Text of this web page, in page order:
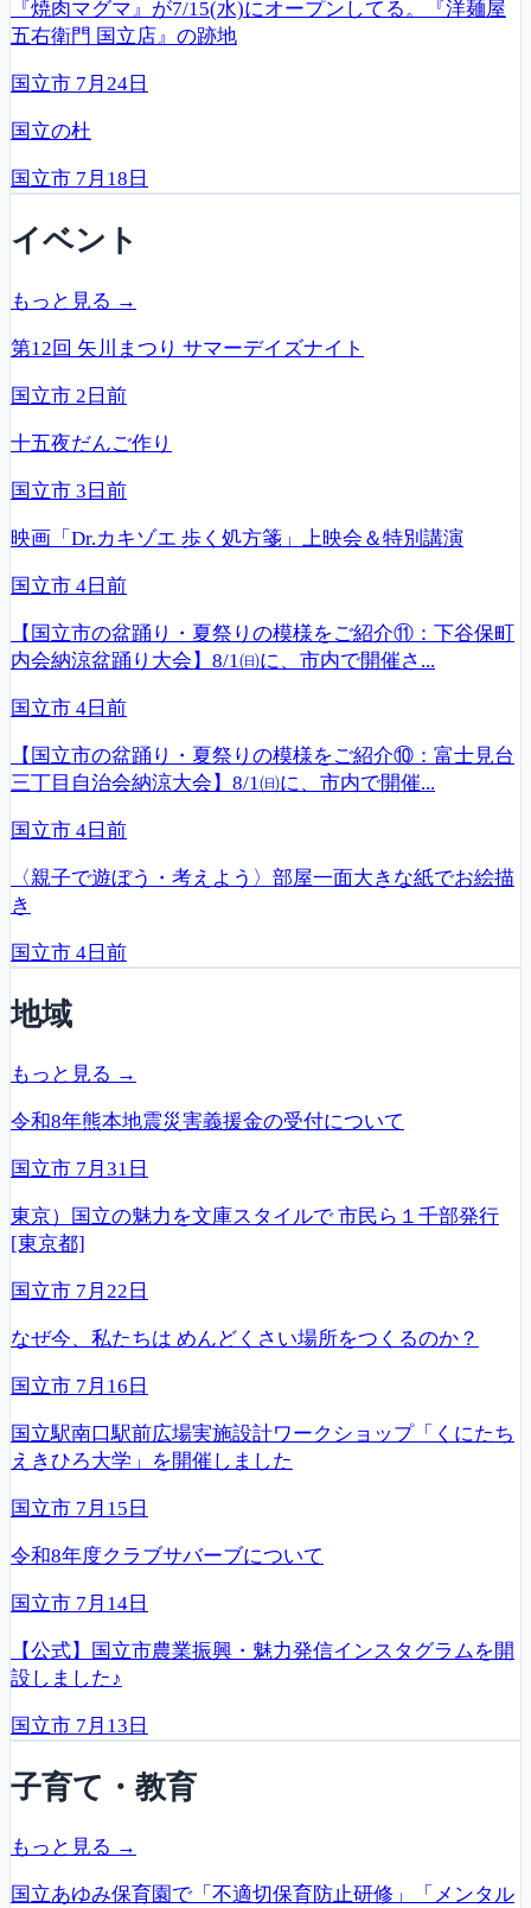
『焼肉マグマ』が7/15(水)にオープンしてる。『洋麺屋
五右衛門 国立店』の跡地
国立市 7月24日
国立の杜
国立市 7月18日
イベント
もっと見る →
第12回 矢川まつり サマーデイズナイト
国立市 2日前
十五夜だんご作り
国立市 3日前
映画「Dr.カキゾエ 歩く処方箋」上映会＆特別講演
国立市 4日前
【国立市の盆踊り・夏祭りの模様をご紹介⑪：下谷保町
内会納涼盆踊り大会】8/1㈰に、市内で開催さ...
国立市 4日前
【国立市の盆踊り・夏祭りの模様をご紹介⑩：富士見台
三丁目自治会納涼大会】8/1㈰に、市内で開催...
国立市 4日前
〈親子で遊ぼう・考えよう〉部屋一面大きな紙でお絵描
き
国立市 4日前
地域
もっと見る →
令和8年熊本地震災害義援金の受付について
国立市 7月31日
東京）国立の魅力を文庫スタイルで 市民ら１千部発行
[東京都]
国立市 7月22日
なぜ今、私たちは めんどくさい場所をつくるのか？
国立市 7月16日
国立駅南口駅前広場実施設計ワークショップ「くにたち
えきひろ大学」を開催しました
国立市 7月15日
令和8年度クラブサバーブについて
国立市 7月14日
【公式】国立市農業振興・魅力発信インスタグラムを開
設しました♪
国立市 7月13日
子育て・教育
もっと見る →
国立あゆみ保育園で「不適切保育防止研修」「メンタル